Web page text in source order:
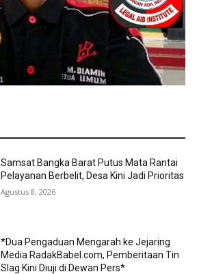
Samsat Bangka Barat Putus Mata Rantai
Pelayanan Berbelit, Desa Kini Jadi Prioritas
Agustus 8, 2026
*Dua Pengaduan Mengarah ke Jejaring
Media RadakBabel.com, Pemberitaan Tin
Slag Kini Diuji di Dewan Pers*